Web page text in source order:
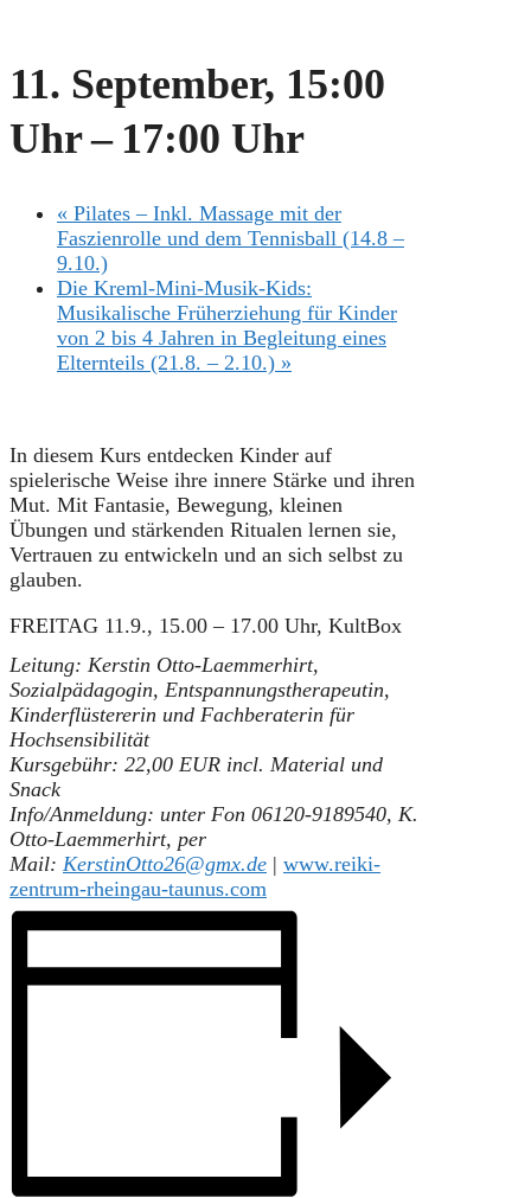
11. September, 15:00
Uhr– 17:00 Uhr
« Pilates – Inkl. Massage mit der
Faszienrolle und dem Tennisball (14.8 –
9.10.)
Die Kreml-Mini-Musik-Kids:
Musikalische Früherziehung für Kinder
von 2 bis 4 Jahren in Begleitung eines
Elternteils (21.8. – 2.10.) »
In diesem Kurs entdecken Kinder auf
spielerische Weise ihre innere Stärke und ihren
Mut. Mit Fantasie, Bewegung, kleinen
Übungen und stärkenden Ritualen lernen sie,
Vertrauen zu entwickeln und an sich selbst zu
glauben.
FREITAG 11.9., 15.00 – 17.00 Uhr, KultBox
Leitung: Kerstin Otto-Laemmerhirt,
Sozialpädagogin, Entspannungstherapeutin,
Kinderflüstererin und Fachberaterin für
Hochsensibilität
Kursgebühr: 22,00 EUR incl. Material und
Snack
Info/Anmeldung: unter Fon 06120-9189540, K.
Otto-Laemmerhirt, per
Mail: KerstinOtto26@gmx.de | www.reiki-
zentrum-rheingau-taunus.com